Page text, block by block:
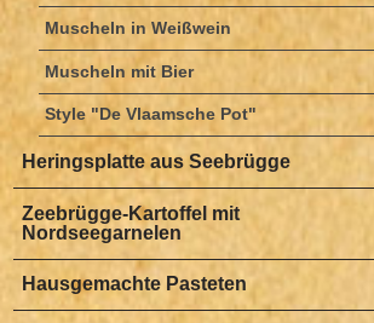
Muscheln in Weißwein
Muscheln mit Bier
Style "De Vlaamsche Pot"
Heringsplatte aus Seebrügge
Zeebrügge-Kartoffel mit
Nordseegarnelen
Hausgemachte Pasteten